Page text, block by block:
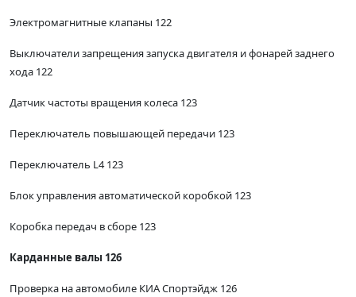
Электромагнитные клапаны 122
Выключатели запрещения запуска двигателя и фонарей заднего
хода 122
Датчик частоты вращения колеса 123
Переключатель повышающей передачи 123
Переключатель L4 123
Блок управления автоматической коробкой 123
Коробка передач в сборе 123
Карданные валы 126
Проверка на автомобиле КИА Спортэйдж 126